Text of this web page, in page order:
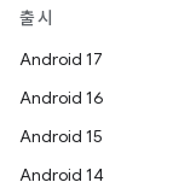
출시
Android 17
Android 16
Android 15
Android 14